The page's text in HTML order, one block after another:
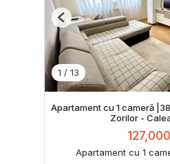
1 / 13
Previous
Apartament cu 1 cameră
Zorilor -
Apartament cu 1